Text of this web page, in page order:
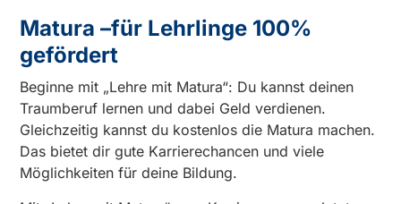
Matura –für Lehrlinge 100%
gefördert
Beginne mit „Lehre mit Matura“: Du kannst deinen
Traumberuf lernen und dabei Geld verdienen.
Gleichzeitig kannst du kostenlos die Matura machen.
Das bietet dir gute Karrierechancen und viele
Möglichkeiten für deine Bildung.